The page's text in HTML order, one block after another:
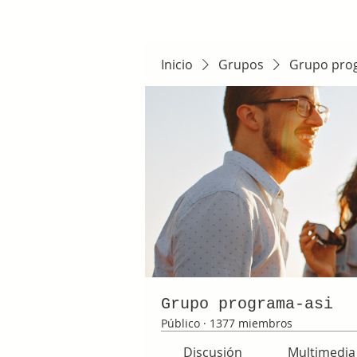
Inicio Grupos Grupo
Grupo programa-asi
Público · 1377 miembros
Discusión Multimedia